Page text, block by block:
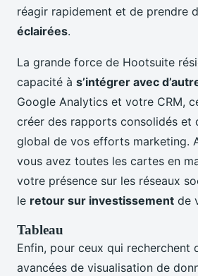
réagir rapidement et de prendre
éclairées.
La grande force de Hootsuite
capacité à s’intégrer avec
Google Analytics et votre CRM,
créer des rapports consolidés et
global de vos efforts marketing.
vous avez toutes les cartes en
votre présence sur les réseaux
le retour sur investissement de
Tableau
Enfin, pour ceux qui recherchent
avancées de visualisation de